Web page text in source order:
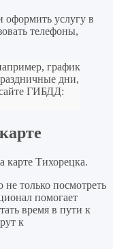
оформить услугу в
телефоны,
график
дни,
ГИБДД:
карте Тихорецка.
только посмотреть
помогает
время в пути к
к